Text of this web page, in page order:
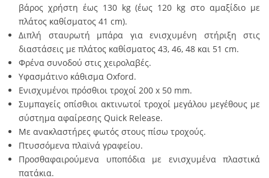
βάρος χρήστη έως 130 kg (έως 120 kg στο αμαξίδιο με
πλάτος καθίσματος 41 cm).
Διπλή σταυρωτή μπάρα για ενισχυμένη στήριξη στις
διαστάσεις με πλάτος καθίσματος 43, 46, 48 και 51 cm.
Φρένα συνοδού στις χειρολαβές.
Yφασμάτινο κάθισμα Oxford.
Ενισχυμένοι πρόσθιοι τροχοί 200 x 50 mm.
Συμπαγείς οπίσθιοι ακτινωτοί τροχοί μεγάλου μεγέθους με
σύστημα αφαίρεσης Quick Release.
Με ανακλαστήρες φωτός στους πίσω τροχούς.
Πτυσσόμενα πλαϊνά γραφείου.
Προσθαφαιρούμενα υποπόδια με ενισχυμένα πλαστικά
πατάκια.